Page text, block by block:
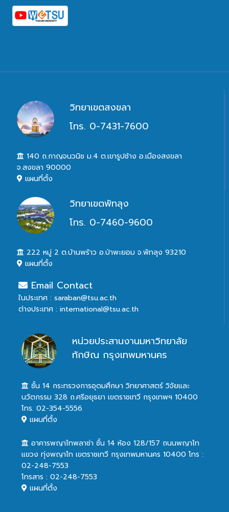
วิทยาเขตสงขลา
โทร. 0-7431-7600
140 ถ.กาญจนวนิช ม.4 ต.เขารูปช้าง อ.เมืองสงขลา
จ.สงขลา 90000
แผนที่ตั้ง
วิทยาเขตพัทลุง
โทร. 0-7460-9600
222 หมู่ 2 ต.บ้านพร้าว อ.ป่าพะยอม จ.พัทลุง 93210
แผนที่ตั้ง
Email Contact
ในประเทศ : saraban@tsu.ac.th
ต่างประเทศ : international@tsu.ac.th
หน่วยประสานงานมหาวิทยาลัย
ทักษิณ กรุงเทพมหานคร
ชั้น 14 กระทรวงการอุดมศึกษา วิทยาศาสตร์ วิจัยและ
นวัตกรรม 328 ถ.ศรีอยุธยา เขตราชเทวี กรุงเทพฯ 10400
โทร. 02-354-5556
แผนที่ตั้ง
อาคารพญาไทพลาซ่า ชั้น 14 ห้อง 128/157 ถนนพญาไท
แขวง ทุ่งพญาไท เขตราชเทวี กรุงเทพมหานคร 10400 โทร :
02-248-7553
โทรสาร : 02-248-7553
แผนที่ตั้ง